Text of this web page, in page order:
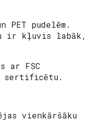
pudelēm.
ir kļuvis labāk,
ar FSC
sertificētu.
vienkāršāku